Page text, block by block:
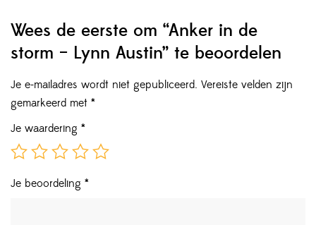
Wees de eerste om “Anker in de
storm – Lynn Austin” te beoordelen
Je e-mailadres wordt niet gepubliceerd. Vereiste velden zijn
gemarkeerd met *
Je waardering *
Je beoordeling *